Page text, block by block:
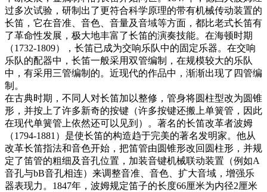
过多次试验，研制出了更符合科学原理的带有机械传动装置的
长笛，它在音准、音色、音量及音域等方面，都比老式长笛有
了革命性发展，极大地丰富了长笛的演奏技能。在海顿时期
（1732-1809），长笛已成为交响乐队中的固定乐器。在交响
乐队的配器中，长笛一般采用双管编制，在规模较大的乐队
中，有采用三管编制的。近现代的作品中，渐渐出现了四管编
制。
在古典时期，不同人对长笛加以整修，管身将圆柱型改为圆锥
形，并按上了许多新奇的按键（许多按键还搬上单簧管，因此
在现代单簧管上依然还可以见到）。著名的长笛改革者波姆
（1794-1881）是使长笛的构造趋于完美的著名发明家。他从
改革长笛指法和音色开始，把笛管由圆锥形改回圆柱形，并规
定了笛管的粗细及音孔位置，加装音键机械联动装置（例如A
音孔与bB音孔相连）来调整音准、音色、扩大音域，增强乐
器表现力。1847年，波姆规定笛子的长度66厘米为内径2厘米